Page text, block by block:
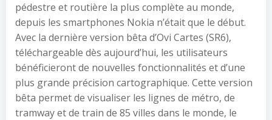
pédestre et routière la plus complète au monde,
depuis les smartphones Nokia n’était que le début.
Avec la dernière version bêta d’Ovi Cartes (SR6),
téléchargeable dès aujourd’hui, les utilisateurs
bénéficieront de nouvelles fonctionnalités et d’une
plus grande précision cartographique. Cette version
bêta permet de visualiser les lignes de métro, de
tramway et de train de 85 villes dans le monde, le